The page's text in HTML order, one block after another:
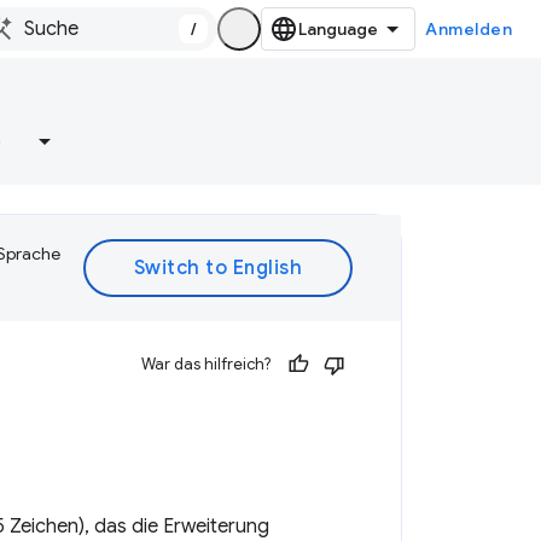
/ Anmelden
War das hilfreich?
das die Erweiterung